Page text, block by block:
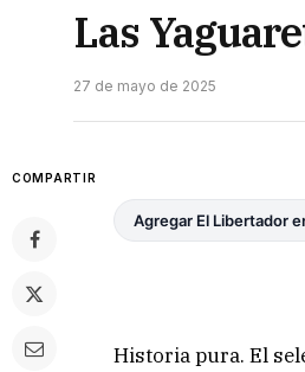
Las
27 de mayo de 2025
COMPARTIR
Agregar El Libertador
Historia pura. El